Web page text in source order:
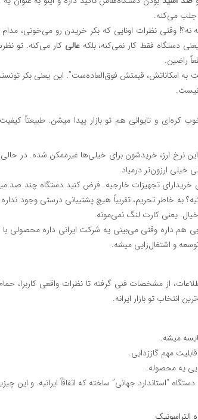
جلب می‌کنه.
وقتی نظرات اونایی که بکر خریدن رو می‌خونی، مدام
دستگاه فقط کار نمی‌کنه، بلکهعالی کار می‌کنه. تو
راضین.
امکاناتش، قیمتش فوق‌العاده‌ست”. این یعنی بکر تونسته
نیست.
کره‌ای و تایوانی هم تو بازار پیدا میشن. طبیعتاً کیفیت
این نرخ ارز، خریدشون برای خیلی‌ها غیرممکن شده. در حالی
ارزون‌تر درمیاد.
خریدارای تجهیزات خارجیه. فرض کنید دستگاه چند صد
خاطر تحریم، تقریباً هیچ پشتیبانی درستی وجود نداره.
یعنی کارت لنگ نمی‌مونه.
هم داره وقتی می‌بینی یه شرکت ایرانی داره محصولی با
و اشتغال‌زایی میشه.
از مشخصات فنی گرفته تا نظرات واقعی کاربرا،
انتخاب تو بازار ایرانه.
میشه.
مهم گاززدایی.
یه محصوله.
“استاندارد جهانی” ساخته که اتفاقاً ایرانیه. و این
التراسونیک